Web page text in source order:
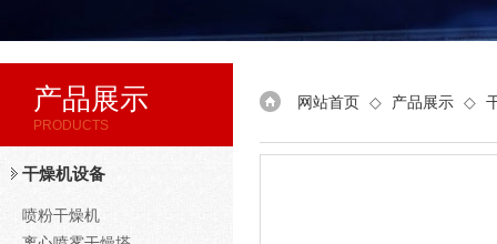
产品展示
PRODUCTS
干燥机设备
喷粉干燥机
网站首页 ◇ 产品展示 ◇